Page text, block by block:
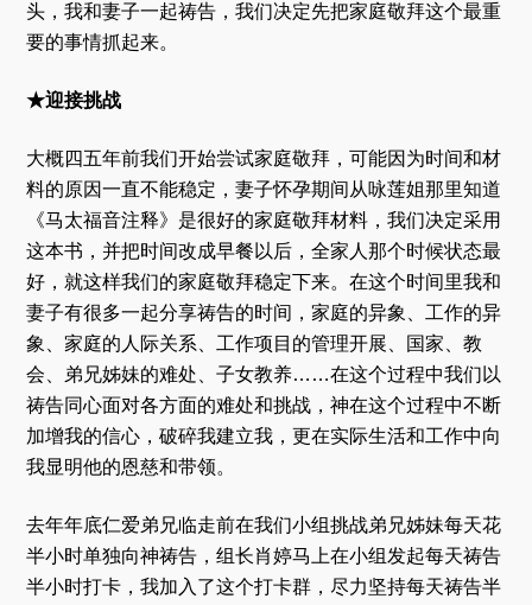
头，我和妻子一起祷告，我们决定先把家庭敬拜这个最重
要的事情抓起来。
★迎接挑战
大概四五年前我们开始尝试家庭敬拜，可能因为时间和材
料的原因一直不能稳定，妻子怀孕期间从咏莲姐那里知道
《马太福音注释》是很好的家庭敬拜材料，我们决定采用
这本书，并把时间改成早餐以后，全家人那个时候状态最
好，就这样我们的家庭敬拜稳定下来。在这个时间里我和
妻子有很多一起分享祷告的时间，家庭的异象、工作的异
象、家庭的人际关系、工作项目的管理开展、国家、教
会、弟兄姊妹的难处、子女教养……在这个过程中我们以
祷告同心面对各方面的难处和挑战，神在这个过程中不断
加增我的信心，破碎我建立我，更在实际生活和工作中向
我显明他的恩慈和带领。
去年年底仁爱弟兄临走前在我们小组挑战弟兄姊妹每天花
半小时单独向神祷告，组长肖婷马上在小组发起每天祷告
半小时打卡，我加入了这个打卡群，尽力坚持每天祷告半